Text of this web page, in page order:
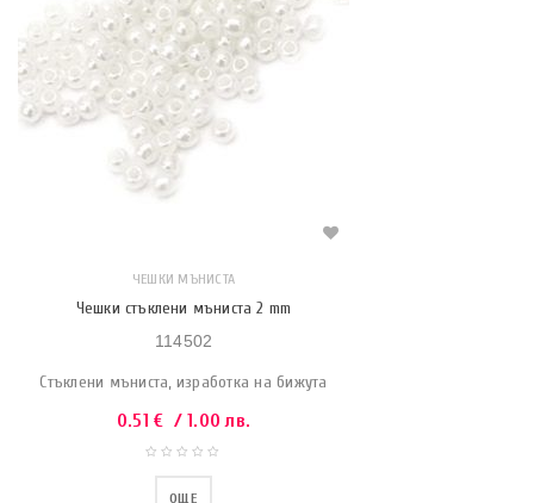
ЧЕШКИ МЪНИСТА
Чешки стъклени мъниста 2 mm
114502
Стъклени мъниста, изработка на бижута
0.51€ / 1.00 лв.
ОЩЕ